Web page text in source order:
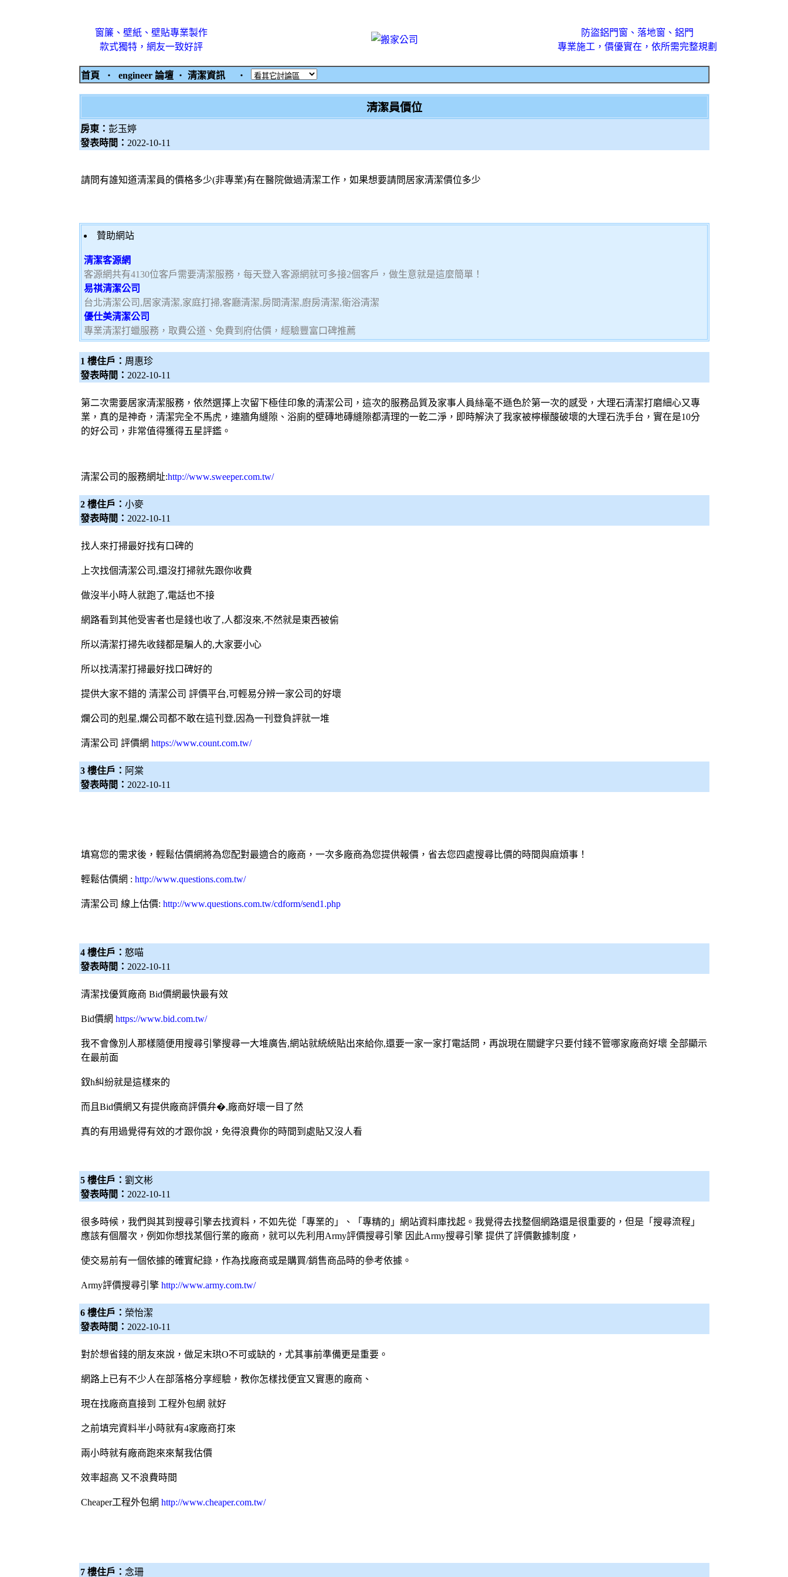
窗簾、壁紙、壁貼專業製作
款式獨特，網友一致好評
防盜鋁門窗、落地窗、鋁門
專業施工，價優實在，依所需完整規劃
首頁 ‧ engineer 論壇 ‧ 清潔資訊 ‧
清潔員價位
房東： 彭玉婷
發表時間： 2022-10-11
請問有誰知道清潔員的價格多少(非專業)有在醫院做過清潔工作，如果想要請問居家清潔價位多少
贊助網站
清潔客源網
客源網共有4130位客戶需要清潔服務，每天登入客源網就可多接2個客戶，做生意就是這麼簡單！
易祺清潔公司
台北清潔公司,居家清潔,家庭打掃,客廳清潔,房間清潔,廚房清潔,衛浴清潔
優仕美清潔公司
專業清潔打蠟服務，取費公道、免費到府估價，經驗豐富口碑推薦
1 樓住戶： 周惠珍
發表時間： 2022-10-11
第二次需要居家清潔服務，依然選擇上次留下極佳印象的清潔公司 ，這次的服務品質及家事人員絲毫不遜色於第一次的感受，大理石清潔打磨細心又專
業，真的是神奇，清潔完全不馬虎，連牆角縫隙、浴廁的壁磚地磚縫隙都清理的一乾二淨，即時解決了我家被檸檬酸破壞的大理石洗手台，實在是10分
的好公司，非常值得獲得五星評鑑。
清潔公司 的服務網址:http://www.sweeper.com.tw/
2 樓住戶： 小麥
發表時間： 2022-10-11
找人來打掃最好找有口碑的
上次找個清潔公司,還沒打掃就先跟你收費
做沒半小時人就跑了,電話也不接
網路看到其他受害者也是錢也收了,人都沒來,不然就是東西被偷
所以清潔打掃先收錢都是騙人的,大家要小心
所以找清潔打掃最好找口碑好的
提供大家不錯的 清潔公司 評價平台,可輕易分辨一家公司的好壞
爛公司的剋星,爛公司都不敢在這刊登,因為一刊登負評就一堆
清潔公司 評價網 https://www.count.com.tw/
3 樓住戶： 阿棠
發表時間： 2022-10-11
填寫您的需求後， 輕鬆估價網將為您配對最適合的廠商，一次多廠商為您提供報價，省去您四處搜尋比價的時間與麻煩事！
輕鬆估價網 : http://www.questions.com.tw/
清潔公司 線上估價: http://www.questions.com.tw/cdform/send1.php
4 樓住戶： 憨喵
發表時間： 2022-10-11
清潔找優質廠商 Bid價網最快最有效
Bid價網 https://www.bid.com.tw/
我不會像別人那樣隨便用搜尋引擎搜尋一大堆廣告,網站就統統貼出來給你,還要一家一家打電話問，再說現在關鍵字只要付錢不管哪家廠商好壞 全部顯示
在最前面
釵h糾紛就是這樣來的
而且 Bid價網又有提供廠商評價弁�,廠商好壞一目了然
真的有用過覺得有效的才跟你說，免得浪費你的時間到處貼又沒人看
5 樓住戶： 劉文彬
發表時間： 2022-10-11
很多時候，我們與其到 搜尋引擎去找資料，不如先從「專業的」、「專精的」網站資料庫找起。我覺得去找整個網路還是很重要的，但是「搜尋流程」
應該有個層次，例如你想找某個行業的廠商，就可以先利用Army評價搜尋引擎因此Army搜尋引擎提供了評價數據制度，
使交易前有一個依據的確實紀錄，作為找廠商或是購買/銷售商品時的參考依據。
Army評價搜尋引擎 http://www.army.com.tw/
6 樓住戶： 榮怡潔
發表時間： 2022-10-11
對於想省錢的朋友來說，做足末珙O不可或缺的，尤其事前準備更是重要。
網路上已有不少人在部落格分享經驗，教你怎樣找便宜又實惠的廠商、
現在找廠商直接到 工程外包網 就好
之前填完資料半小時就有4家廠商打來
兩小時就有廠商跑來來幫我估價
效率超高 又不浪費時間
Cheaper工程外包網 http://www.cheaper.com.tw/
7 樓住戶： 念珊